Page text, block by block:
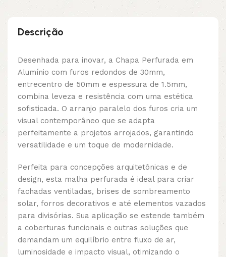
Descrição
Desenhada para inovar, a Chapa Perfurada em
Alumínio com furos redondos de 30mm,
entrecentro de 50mm e espessura de 1.5mm,
combina leveza e resistência com uma estética
sofisticada. O arranjo paralelo dos furos cria um
visual contemporâneo que se adapta
perfeitamente a projetos arrojados, garantindo
versatilidade e um toque de modernidade.
Perfeita para concepções arquitetônicas e de
design, esta malha perfurada é ideal para criar
fachadas ventiladas, brises de sombreamento
solar, forros decorativos e até elementos vazados
para divisórias. Sua aplicação se estende também
a coberturas funcionais e outras soluções que
demandam um equilíbrio entre fluxo de ar,
luminosidade e impacto visual, otimizando o